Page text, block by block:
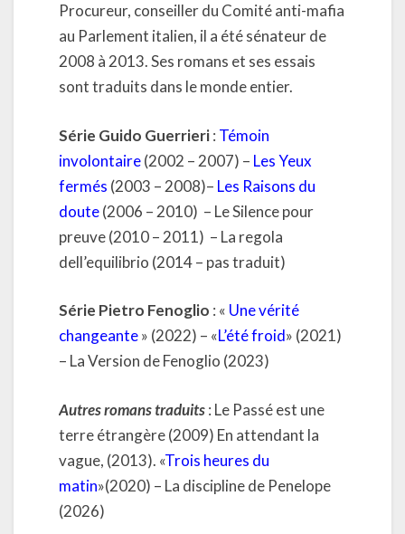
Procureur, conseiller du Comité anti-mafia
au Parlement italien, il a été sénateur de
2008 à 2013. Ses romans et ses essais
sont traduits dans le monde entier.
Série Guido Guerrieri: Témoin
involontaire(2002 – 2007) – Les Yeux
fermés (2003 – 2008)– Les Raisons du
doute(2006 – 2010) – Le Silence pour
preuve (2010 – 2011) – La regola
dell’equilibrio (2014 – pas traduit)
Série Pietro Fenoglio : « Une vérité
changeante» (2022) – «L’été froid» (2021)
– La Version de Fenoglio (2023)
Autres romans traduits: Le Passé est une
terre étrangère (2009) En attendant la
vague, (2013). «Trois heures du
matin»(2020) – La discipline de Penelope
(2026)